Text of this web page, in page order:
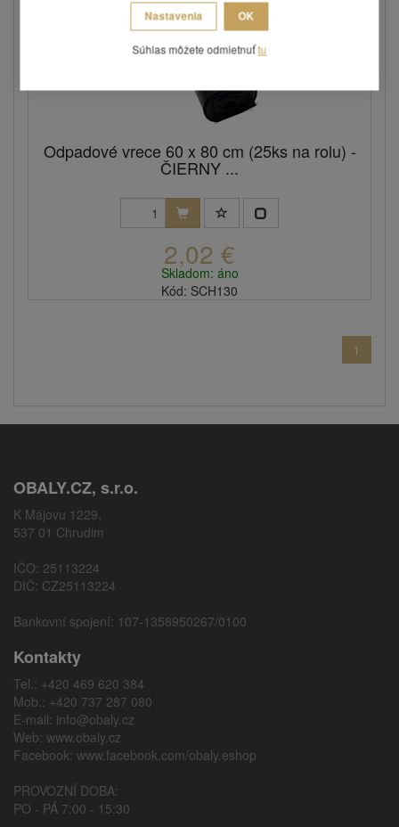
Odpadové vrece 60 x 80 cm (25ks na rolu) -
ČIERNY ...
2,02 €
Skladom: áno
Kód: SCH130
1
OBALY.CZ, s.r.o.
K Májovu 1229,
537 01 Chrudim
IČO: 25113224
DIČ: CZ25113224
Bankovní spojení: 107-1358950267/0100
Kontakty
Tel.: +420 469 620 384
Mob.: +420 737 287 080
E-mail: info@obaly.cz
Web: www.obaly.cz
Facebook: www.facebook.com/obaly.eshop
PROVOZNÍ DOBA:
PO - PÁ 7:00 - 15:30
Nastavenia OK
Súhlas môžete odmietnuťtu